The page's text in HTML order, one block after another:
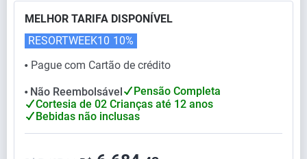
MELHOR TARIFA DISPONÍVEL
⬤ Pague com Cartão de crédito
RESORTWEEK10 10%
⬤ Não Reembolsável
Pensão Completa
Cortesia de 02 Crianças até 12 anos
Bebidas não inclusas